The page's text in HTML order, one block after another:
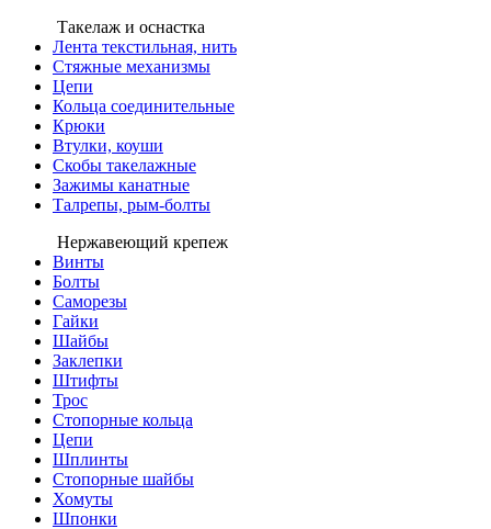
Такелаж и оснастка
Лента текстильная, нить
Стяжные механизмы
Цепи
Кольца соединительные
Крюки
Втулки, коуши
Скобы такелажные
Зажимы канатные
Талрепы, рым-болты
Нержавеющий крепеж
Винты
Болты
Саморезы
Гайки
Шайбы
Заклепки
Штифты
Трос
Стопорные кольца
Цепи
Шплинты
Стопорные шайбы
Хомуты
Шпонки